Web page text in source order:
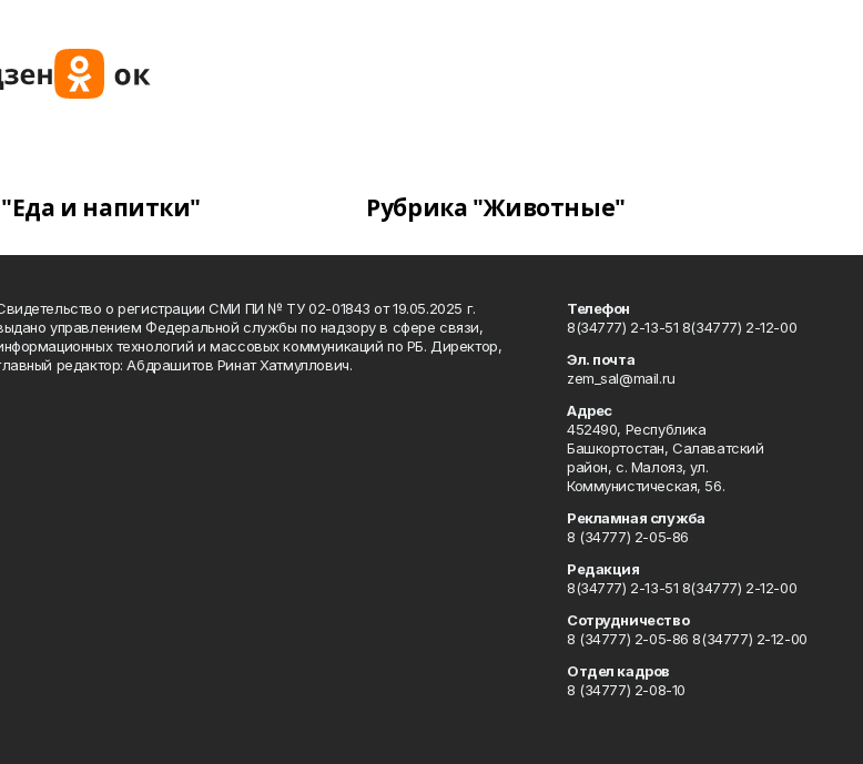
и напитки" Рубрика "Животные"
о регистрации СМИ ПИ № ТУ 02-01843 от 19.05.2025 г.
управлением Федеральной службы по надзору в сфере связи,
технологий и массовых коммуникаций по РБ. Директор,
редактор: Абдрашитов Ринат Хатмуллович.
Телефон
8(34777) 2-13-51 8(34777) 2-12-00
Эл. почта
zem_sal@mail.ru
Адрес
452490, Республика
Башкортостан, Салаватский
район, с. Малояз, ул.
Коммунистическая, 56.
Рекламная служба
8 (34777) 2-05-86
Редакция
8(34777) 2-13-51 8(34777) 2-12-00
Сотрудничество
8 (34777) 2-05-86 8(34777) 2-12-00
Отдел кадров
8 (34777) 2-08-10